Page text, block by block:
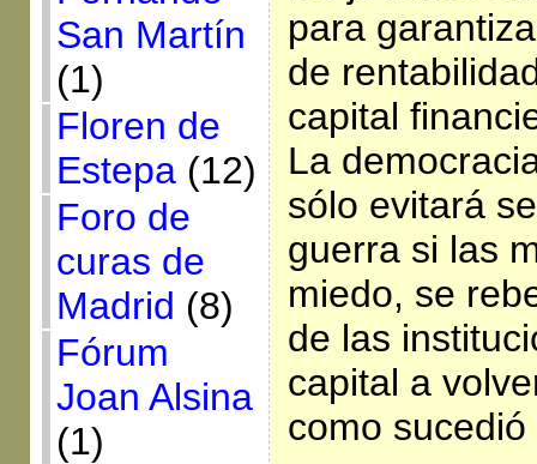
San Martín
(1)
Floren de
Estepa(12)
Foro de
curas de
Madrid (8)
Fórum
Joan Alsina
(1)
para
de
capital
La
sólo evitará
guerra si las
miedo, se
de las
capital a
como